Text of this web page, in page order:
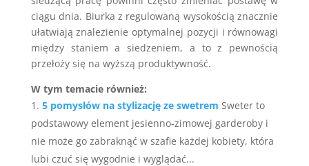
ciągu dnia. Biurka z regulowaną wysokością znacznie
ułatwiają znalezienie optymalnej pozycji i równowagi
między staniem a siedzeniem, a to z pewnością
przełoży się na wyższą produktywność.
W tym temacie również:
5 pomysłów na stylizację ze swetrem Sweter to
podstawowy element jesienno-zimowej garderoby i
nie może go zabraknąć w szafie każdej kobiety, która
lubi czuć się wygodnie i wyglądać...